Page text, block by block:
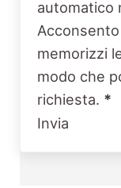
automatico
memorizzi
modo che
richiesta. *
Invia